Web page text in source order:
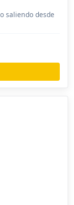
saliendo desde